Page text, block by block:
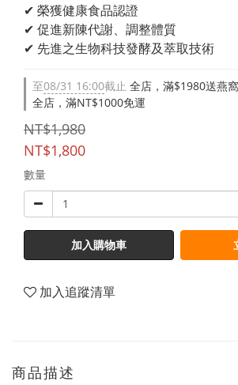
✔ 榮獲健康食品認證
✔ 促進新陳代謝、調整體質
✔ 先進之生物科技發酵及萃取技術
至08/31 16:00截止 全店，滿$1980送燕
全店，滿NT$1000免運
NT$1,980
NT$1,800
數量
加入購物車
加入追蹤清單
商品描述